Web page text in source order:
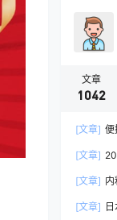
文章
1042
[文章] 便
[文章]
[文章]
[文章]